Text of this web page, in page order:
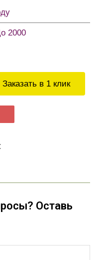
Заказать в 1 клик
Оставь
2000